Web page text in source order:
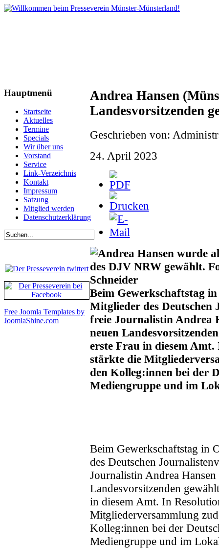
Andrea Hansen
Landesvorsitzenden
Geschrieben von:
24. April 2023
Beim Gewerkschaftstag
Mitglieder des Deutschen
freie Journalistin Andrea
neuen
erste Frau in diesem
stärkte die
den Kolleg:innen bei der
Mediengruppe und im
Beim Gewerkschaftstag in
des Deutschen
Journalistin Andrea
Landesvorsitzenden
in diesem Amt. In
Mitgliederversammlung
Kolleg:innen bei der
Mediengruppe und im
Hauptmenü
Startseite
Aktuelles
Termine
Specials
Wir über uns
Vorstand
Service
Link-Verzeichnis
Kontakt
Impressum
Satzung
Mitglied werden
Datenschutzerklärung
Free Joomla Templates by
JoomlaShine.com